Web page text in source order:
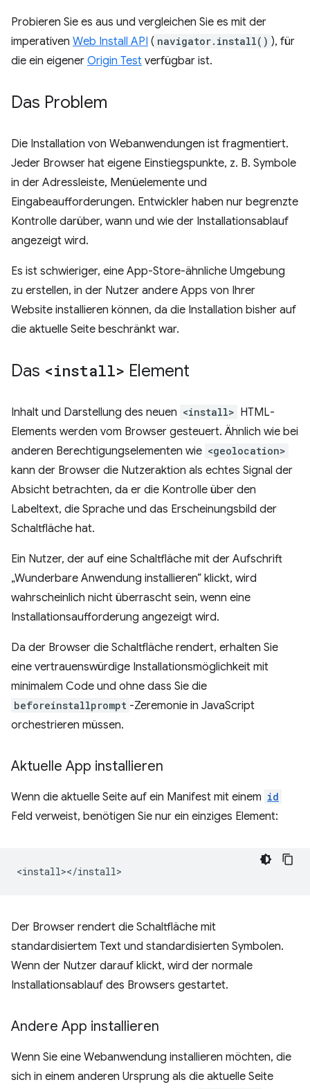
Probieren Sie es aus und vergleichen Sie es mit der
imperativen Web Install API ( navigator.install() ), für
die ein eigener Origin Test verfügbar ist.
Das Problem
Die Installation von Webanwendungen ist fragmentiert.
Jeder Browser hat eigene Einstiegspunkte, z. B. Symbole
in der Adressleiste, Menüelemente und
Eingabeaufforderungen. Entwickler haben nur begrenzte
Kontrolle darüber, wann und wie der Installationsablauf
angezeigt wird.
Es ist schwieriger, eine App-Store-ähnliche Umgebung
zu erstellen, in der Nutzer andere Apps von Ihrer
Website installieren können, da die Installation bisher auf
die aktuelle Seite beschränkt war.
Das <install> Element
Inhalt und Darstellung des neuen <install> HTML-
Elements werden vom Browser gesteuert. Ähnlich wie bei
anderen Berechtigungselementen wie <geolocation>
kann der Browser die Nutzeraktion als echtes Signal der
Absicht betrachten, da er die Kontrolle über den
Labeltext, die Sprache und das Erscheinungsbild der
Schaltfläche hat.
Ein Nutzer, der auf eine Schaltfläche mit der Aufschrift
„Wunderbare Anwendung installieren“ klickt, wird
wahrscheinlich nicht überrascht sein, wenn eine
Installationsaufforderung angezeigt wird.
Da der Browser die Schaltfläche rendert, erhalten Sie
eine vertrauenswürdige Installationsmöglichkeit mit
minimalem Code und ohne dass Sie die
beforeinstallprompt -Zeremonie in JavaScript
orchestrieren müssen.
Aktuelle App installieren
Wenn die aktuelle Seite auf ein Manifest mit einem id
Feld verweist, benötigen Sie nur ein einziges Element:
Der Browser rendert die Schaltfläche mit
standardisiertem Text und standardisierten Symbolen.
Wenn der Nutzer darauf klickt, wird der normale
Installationsablauf des Browsers gestartet.
Andere App installieren
Wenn Sie eine Webanwendung installieren möchten, die
sich in einem anderen Ursprung als die aktuelle Seite